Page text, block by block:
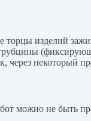
изделий
через некоторый
можно не быть